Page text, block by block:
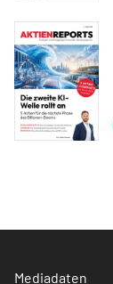
Mediadaten